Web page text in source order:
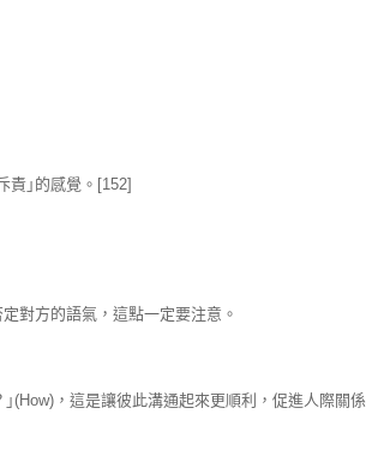
責｣的感覺。[152]
對方的語氣，這點一定要注意。
(How)，這是讓彼此溝通起來更順利，促進人際關